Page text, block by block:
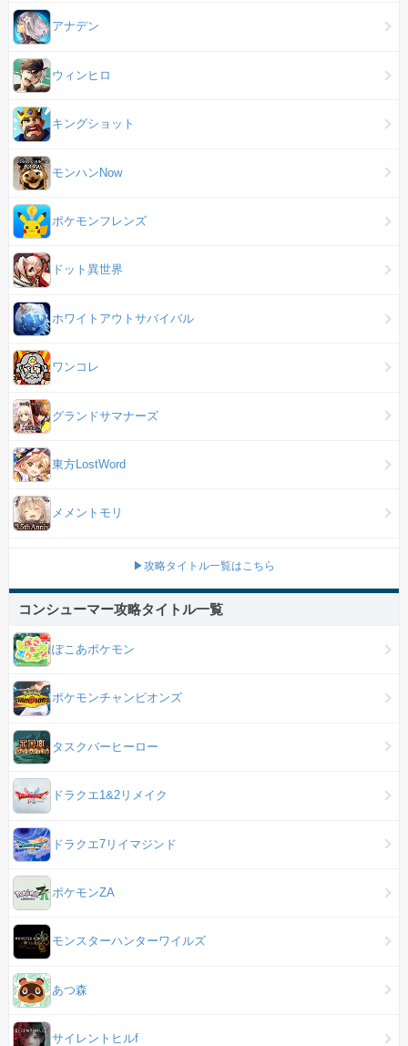
アナデン
ウィンヒロ
キングショット
モンハンNow
ポケモンフレンズ
ドット異世界
ホワイトアウトサバイバル
ワンコレ
グランドサマナーズ
東方LostWord
メメントモリ
▶攻略タイトル一覧はこちら
コンシューマー攻略タイトル一覧
ぽこあポケモン
ポケモンチャンピオンズ
タスクバーヒーロー
ドラクエ1&2リメイク
ドラクエ7リイマジンド
ポケモンZA
モンスターハンターワイルズ
あつ森
サイレントヒルf